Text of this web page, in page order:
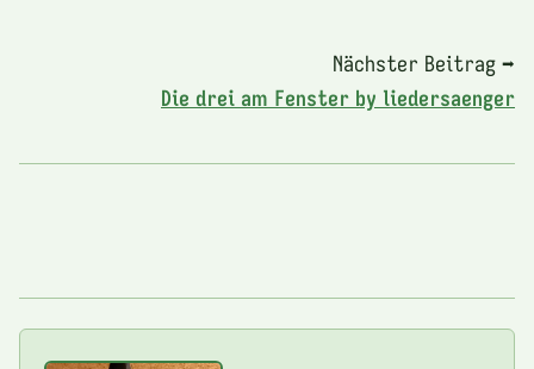
Nächster Beitrag ➡
Die drei am Fenster by liedersaenger